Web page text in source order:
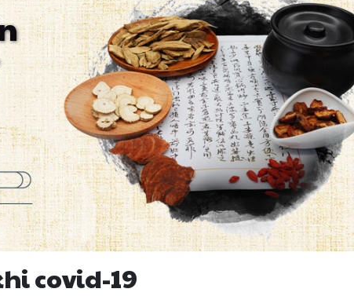
sung hỗ trợ
giấc ngủ
Bổ sung tăng
trưởng trẻ em
Bánh Ejiao
Túi trà Keo
covid-19